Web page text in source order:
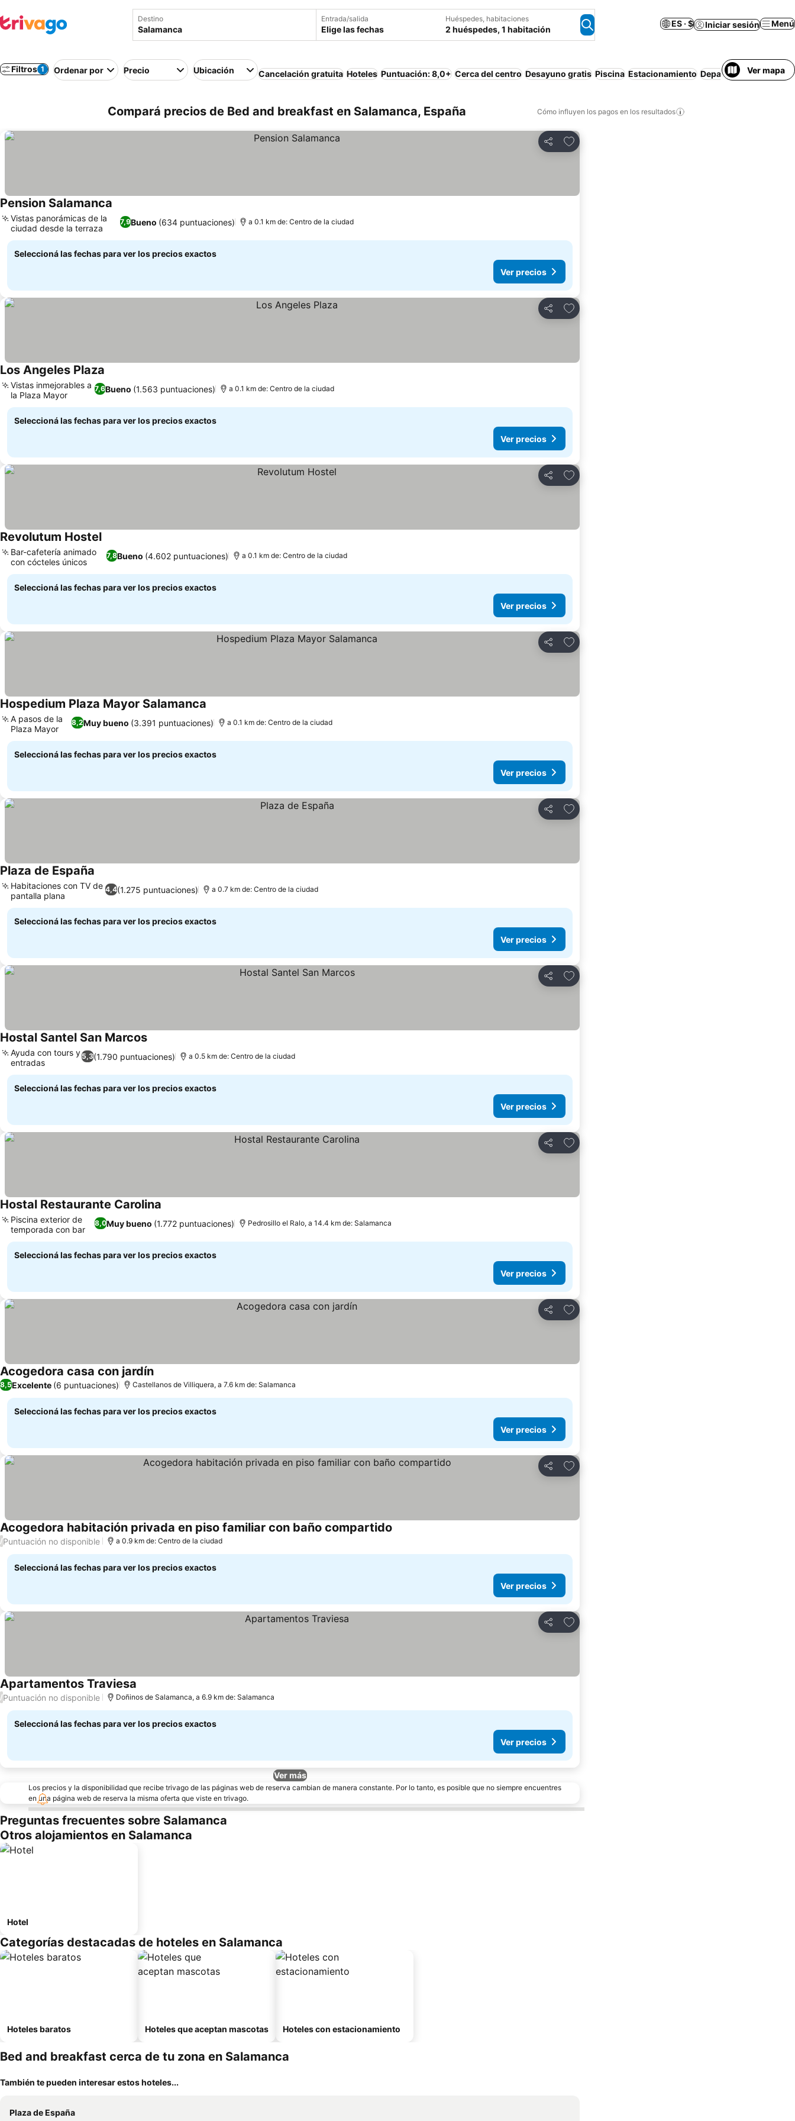
Destino Entrada/salida
Elige las fechas
Huéspedes, habitaciones
2 huéspedes, 1 habitación
ES · $ Iniciar sesión Menú
Filtros 1 Ordenar por Precio Ubicación Cancelación gratuita Hoteles Puntuación: 8,0+ Cerca del centro Desayuno gratis Piscina Estacionamiento DepartamentoVer mapa
Compará precios de Bed and breakfast en Salamanca, España Cómo influyen los pagos en los resultados
Compartir
Añadir a favoritos
Pension Salamanca
7,9Bueno (634 puntuaciones)
Vistas panorámicas de la
ciudad desde la terraza
a 0.1 km de: Centro de la ciudad
Seleccioná las fechas para ver los precios exactos
Ver precios
Compartir
Añadir a favoritos
Los Angeles Plaza
7,6Bueno (1.563 puntuaciones)
Vistas inmejorables a
la Plaza Mayor
a 0.1 km de: Centro de la ciudad
Seleccioná las fechas para ver los precios exactos
Ver precios
Compartir
Añadir a favoritos
Revolutum Hostel
7,8Bueno (4.602 puntuaciones)
Bar-cafetería animado
con cócteles únicos
a 0.1 km de: Centro de la ciudad
Seleccioná las fechas para ver los precios exactos
Ver precios
Compartir
Añadir a favoritos
Hospedium Plaza Mayor Salamanca
8,2Muy bueno (3.391 puntuaciones)
A pasos de la
Plaza Mayor
a 0.1 km de: Centro de la ciudad
Seleccioná las fechas para ver los precios exactos
Ver precios
Compartir
Añadir a favoritos
Plaza de España
4,4(1.275 puntuaciones)
Habitaciones con TV de
pantalla plana
a 0.7 km de: Centro de la ciudad
Seleccioná las fechas para ver los precios exactos
Ver precios
Compartir
Añadir a favoritos
Hostal Santel San Marcos
5,3(1.790 puntuaciones)
Ayuda con tours y
entradas
a 0.5 km de: Centro de la ciudad
Seleccioná las fechas para ver los precios exactos
Ver precios
Compartir
Añadir a favoritos
Hostal Restaurante Carolina
8,0Muy bueno (1.772 puntuaciones)
Piscina exterior de
temporada con bar
Pedrosillo el Ralo, a 14.4 km de: Salamanca
Seleccioná las fechas para ver los precios exactos
Ver precios
Compartir
Añadir a favoritos
Acogedora casa con jardín
8,5Excelente (6 puntuaciones) Castellanos de Villiquera, a 7.6 km de: Salamanca
Seleccioná las fechas para ver los precios exactos
Ver precios
Compartir
Añadir a favoritos
Acogedora habitación privada en piso familiar con baño compartido
/Puntuación no disponible a 0.9 km de: Centro de la ciudad
Seleccioná las fechas para ver los precios exactos
Ver precios
Compartir
Añadir a favoritos
Apartamentos Traviesa
/Puntuación no disponible Doñinos de Salamanca, a 6.9 km de: Salamanca
Seleccioná las fechas para ver los precios exactos
Ver precios
Ver más
Los precios y la disponibilidad que recibe trivago de las páginas web de reserva cambian de manera constante. Por lo tanto, es posible que no siempre encuentres
en una página web de reserva la misma oferta que viste en trivago.
Preguntas frecuentes sobre Salamanca
Otros alojamientos en Salamanca
Hotel
Categorías destacadas de hoteles en Salamanca
Hoteles baratos Hoteles que aceptan mascotas Hoteles con estacionamiento
Bed and breakfast cerca de tu zona en Salamanca
También te pueden interesar estos hoteles...
Plaza de España